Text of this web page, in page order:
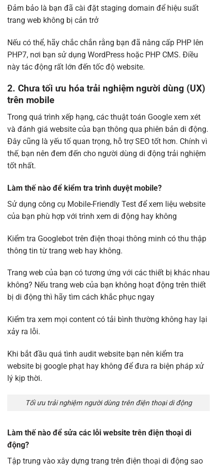
Đảm bảo là bạn đã cài đặt staging domain để hiệu suất
trang web không bị cản trở
Nếu có thể, hãy chắc chắn rằng bạn đã nâng cấp PHP lên
PHP7, nơi bạn sử dụng WordPress hoặc PHP CMS. Điều
này tác động rất lớn đến tốc độ website.
2. Chưa tối ưu hóa trải nghiệm người dùng (UX)
trên mobile
Trong quá trình xếp hạng, các thuật toán Google xem xét
và đánh giá website của bạn thông qua phiên bản di động.
Đây cũng là yếu tố quan trọng, hỗ trợ SEO tốt hơn. Chính vì
thế, bạn nên đem đến cho người dùng di động trải nghiệm
tốt nhất.
Làm thế nào để kiểm tra trình duyệt mobile?
Sử dụng công cụ Mobile-Friendly Test để xem liệu website
của bạn phù hợp với trình xem di động hay không
Kiểm tra Googlebot trên điện thoại thông minh có thu thập
thông tin từ trang web hay không.
Trang web của bạn có tương ứng với các thiết bị khác nhau
không? Nếu trang web của bạn không hoạt động trên thiết
bị di động thì hãy tìm cách khắc phục ngay
Kiểm tra xem mọi content có tải bình thường không hay lại
xảy ra lỗi.
Khi bắt đầu quá tình audit website bạn nên kiểm tra
website bị google phạt hay không để đưa ra biện pháp xử
lý kịp thời.
Tối ưu trải nghiệm người dùng trên điện thoại di động
Làm thế nào để sửa các lỗi website trên điện thoại di
động?
Tập trung vào xây dựng trang trên điện thoại di động sao